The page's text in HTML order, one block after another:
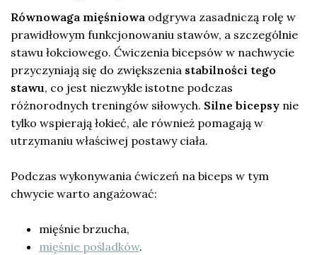
Równowaga mięśniowa odgrywa zasadniczą rolę w
prawidłowym funkcjonowaniu stawów, a szczególnie
stawu łokciowego. Ćwiczenia bicepsów w nachwycie
przyczyniają się do zwiększenia stabilności tego
stawu, co jest niezwykle istotne podczas
różnorodnych treningów siłowych. Silne bicepsy nie
tylko wspierają łokieć, ale również pomagają w
utrzymaniu właściwej postawy ciała.
Podczas wykonywania ćwiczeń na biceps w tym
chwycie warto angażować:
mięśnie brzucha,
mięśnie pośladków.